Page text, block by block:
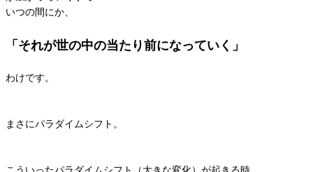
いつの間にか、
「それが世の中の当たり前になっていく」
わけです。
まさにパラダイムシフト。